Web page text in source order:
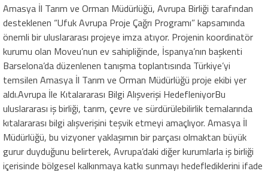
Amasya İl Tarım ve Orman Müdürlüğü, Avrupa Birliği tarafından
desteklenen “Ufuk Avrupa Proje Çağrı Programı” kapsamında
önemli bir uluslararası projeye imza atıyor. Projenin koordinatör
kurumu olan Moveu’nun ev sahipliğinde, İspanya’nın başkenti
Barselona’da düzenlenen tanışma toplantısında Türkiye’yi
temsilen Amasya İl Tarım ve Orman Müdürlüğü proje ekibi yer
aldı.Avrupa İle Kıtalararası Bilgi Alışverişi HedefleniyorBu
uluslararası iş birliği, tarım, çevre ve sürdürülebilirlik temalarında
kıtalararası bilgi alışverişini teşvik etmeyi amaçlıyor. Amasya İl
Müdürlüğü, bu vizyoner yaklaşımın bir parçası olmaktan büyük
gurur duyduğunu belirterek, Avrupa’daki diğer kurumlarla iş birliği
içerisinde bölgesel kalkınmaya katkı sunmayı hedeflediklerini ifade